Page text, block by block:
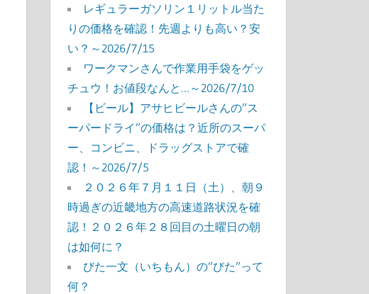
レギュラーガソリン１リットル当た
りの価格を確認！先週よりも高い？安
い？～2026/7/15
ワークマンさんで作業用手袋をゲッ
チュウ！お値段なんと…～2026/7/10
【ビール】アサヒビールさんの”ス
ーパードライ”の価格は？近所のスーパ
ー、コンビニ、ドラッグストアで確
認！～2026/7/5
２０２６年７月１１日（土）、朝９
時過ぎの近畿地方の高速道路状況を確
認！２０２６年２８回目の土曜日の朝
は如何に？
びた一文（いちもん）の”びた”って
何？